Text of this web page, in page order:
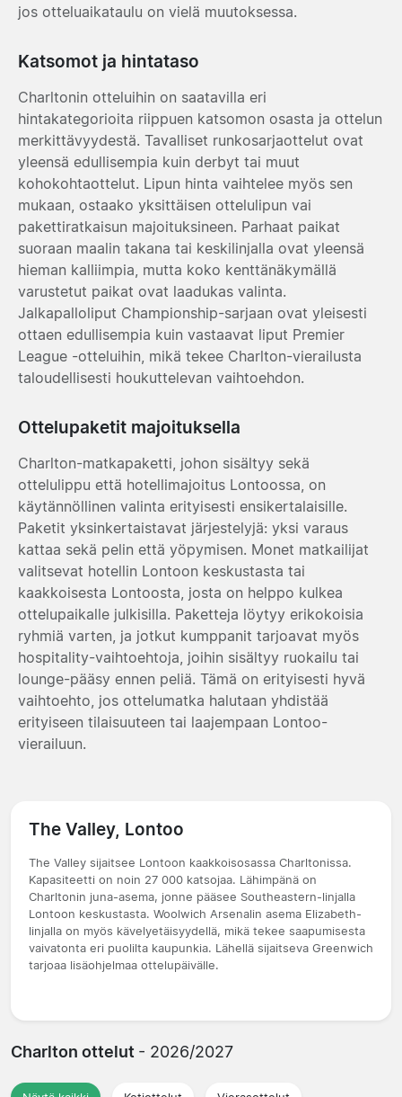
jos otteluaikataulu on vielä muutoksessa.
Katsomot ja hintataso
Charltonin otteluihin on saatavilla eri
hintakategorioita riippuen katsomon osasta ja ottelun
merkittävyydestä. Tavalliset runkosarjaottelut ovat
yleensä edullisempia kuin derbyt tai muut
kohokohtaottelut. Lipun hinta vaihtelee myös sen
mukaan, ostaako yksittäisen ottelulipun vai
pakettiratkaisun majoituksineen. Parhaat paikat
suoraan maalin takana tai keskilinjalla ovat yleensä
hieman kalliimpia, mutta koko kenttänäkymällä
varustetut paikat ovat laadukas valinta.
Jalkapalloliput Championship-sarjaan ovat yleisesti
ottaen edullisempia kuin vastaavat liput Premier
League -otteluihin, mikä tekee Charlton-vierailusta
taloudellisesti houkuttelevan vaihtoehdon.
Ottelupaketit majoituksella
Charlton-matkapaketti, johon sisältyy sekä
ottelulippu että hotellimajoitus Lontoossa, on
käytännöllinen valinta erityisesti ensikertalaisille.
Paketit yksinkertaistavat järjestelyjä: yksi varaus
kattaa sekä pelin että yöpymisen. Monet matkailijat
valitsevat hotellin Lontoon keskustasta tai
kaakkoisesta Lontoosta, josta on helppo kulkea
ottelupaikalle julkisilla. Paketteja löytyy erikokoisia
ryhmiä varten, ja jotkut kumppanit tarjoavat myös
hospitality-vaihtoehtoja, joihin sisältyy ruokailu tai
lounge-pääsy ennen peliä. Tämä on erityisesti hyvä
vaihtoehto, jos ottelumatka halutaan yhdistää
erityiseen tilaisuuteen tai laajempaan Lontoo-
vierailuun.
The Valley, Lontoo
The Valley sijaitsee Lontoon kaakkoisosassa Charltonissa.
Kapasiteetti on noin 27 000 katsojaa. Lähimpänä on
Charltonin juna-asema, jonne pääsee Southeastern-linjalla
Lontoon keskustasta. Woolwich Arsenalin asema Elizabeth-
linjalla on myös kävelyetäisyydellä, mikä tekee saapumisesta
vaivatonta eri puolilta kaupunkia. Lähellä sijaitseva Greenwich
tarjoaa lisäohjelmaa ottelupäivälle.
Charlton ottelut - 2026/2027